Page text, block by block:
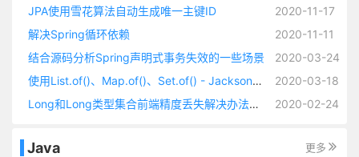
JPA使用雪花算法自动生成唯一主键ID
2020-11-17
解决Spring循环依赖
2020-11-11
结合源码分析Spring声明式事务失效的一些场景
2020-03-24
使用List.of()、Map.of()、Set.of() - Jackson无法反序列化Redis缓存（缓存有类型标识的时候）
2020-03-18
Long和Long类型集合前端精度丢失解决办法锦集以及自定义JSON序列化方法
2020-02-24
Java 更多